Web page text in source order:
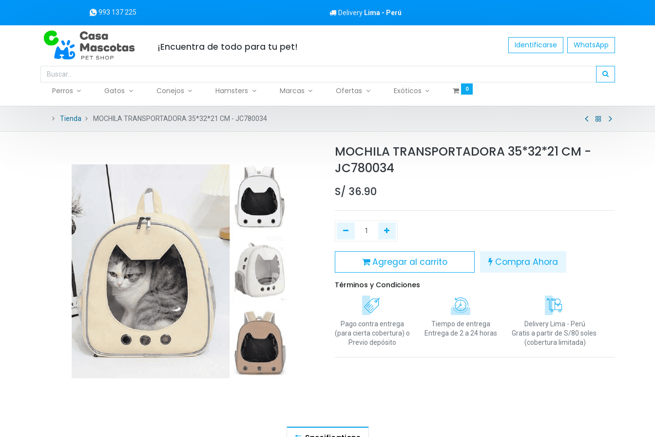
993 137 225 Delivery Lima - Perú
¡Encuentra de todo para tu pet! Identificarse WhatsApp
Perros Gatos Conejos Hamsters Marcas Ofertas Exóticos 0
Tienda MOCHILA TRANSPORTADORA 35*32*21 CM - JC780034
MOCHILA TRANSPORTADORA 35*32*21 CM -
JC780034
S/ 36.90
Agregar al carrito Compra Ahora
Términos y Condiciones
Pago contra entrega
(para cierta cobertura) o
Previo depósito
Tiempo de entrega
Entrega de 2 a 24 horas
Delivery Lima - Perú
Gratis a partir de S/80 soles
(cobertura limitada)